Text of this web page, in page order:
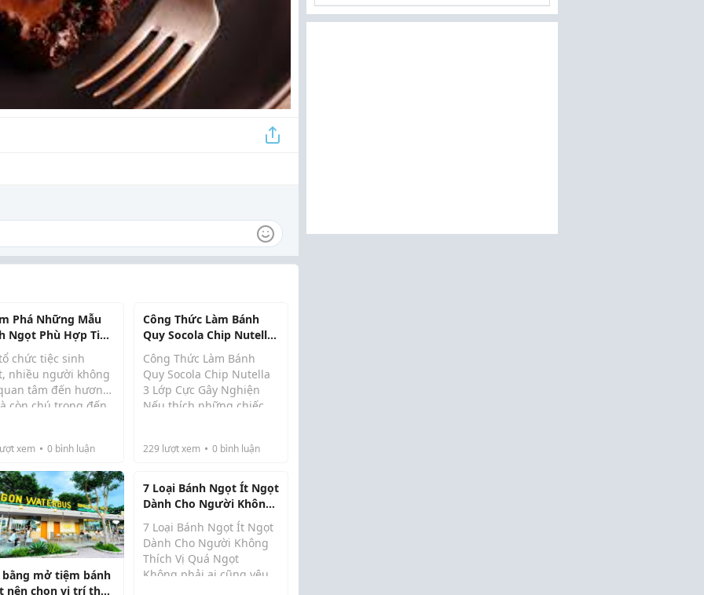
Phá Những Mẫu
Ngọt Phù Hợp Tiệc
Nhật Được Giới Trẻ
Tại Sugar Rush
chức tiệc sinh
nhiều người không
tâm đến hương
còn chú trọng đến
nhật sẽ giúp
trở nên nổi bật,
n...
xem 0 bình luận
Công Thức Làm Bánh
Quy Socola Chip Nutella
3 Lớp-TH08350
Công Thức Làm Bánh
Quy Socola Chip Nutella
3 Lớp Cực Gây Nghiện
Nếu thích những chiếc
có lớp Nutella chảy nhẹ,
thơm đậm thì công th...
229 lượt xem 0bình luận
bằng mở tiệm bánh
nên chọn vị trí thế
7 Loại Bánh Ngọt Ít Ngọt
Dành Cho Người Không
Thích Vị Quá Ngọt
7 Loại Bánh Ngọt Ít Ngọt
Dành Cho Người Không
Thích Vị Quá Ngọt
Không phải ai cũng yêu